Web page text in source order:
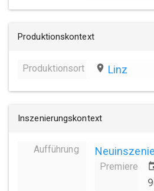
Produktionskontext
Produktionsort place Linz
Inszenierungskontext
Aufführung
Premiere